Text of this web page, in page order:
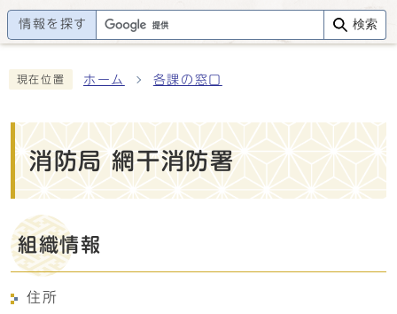
情報を探す 検索
現在位置 ホーム 各課の窓口
消防局 網干消防署
組織情報
住所